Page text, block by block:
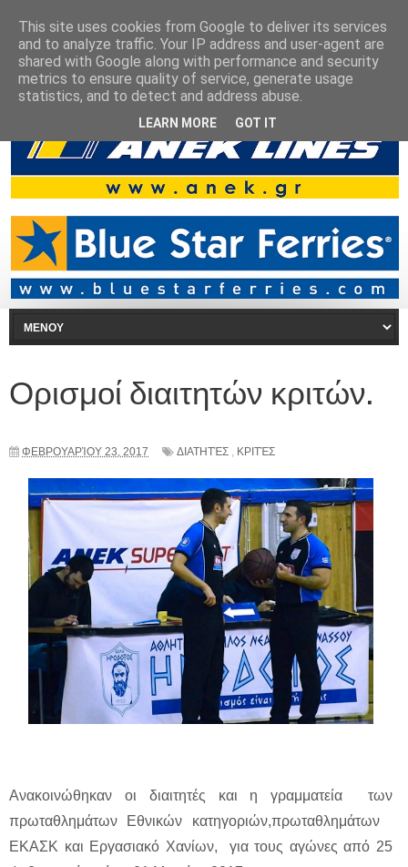
Ορισμοί διαιτητών κριτών.
ΦΕΒΡΟΥΑΡΊΟΥ 23, 2017 ΔΙΑΤΗΤΈΣ , ΚΡΙΤΈΣ
Ανακοινώθηκαν οι διαιτητές και η γραμματεία των
πρωταθλημάτων Εθνικών κατηγοριών,πρωταθλημάτων
ΕΚΑΣΚ και Εργασιακό Χανίων, για τους αγώνες από 25
This site uses cookies from Google to deliver its services
and to analyze traffic. Your IP address and user-agent are
shared with Google along with performance and security
metrics to ensure quality of service, generate usage
statistics, and to detect and address abuse.
LEARN MORE GOT IT